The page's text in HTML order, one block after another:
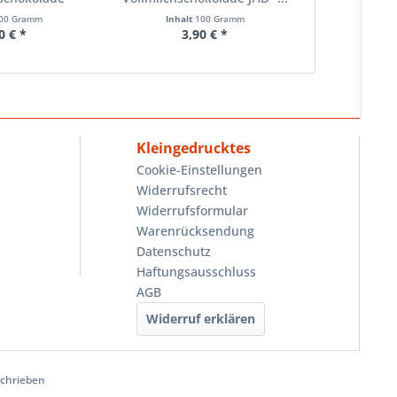
-...
Gramm
€ *
Inhalt 100 Gramm
3,90 € *
Kleingedrucktes
Cookie-Einstellungen
Widerrufsrecht
Widerrufsformular
Warenrücksendung
Datenschutz
Haftungsausschluss
AGB
Widerruf erklären